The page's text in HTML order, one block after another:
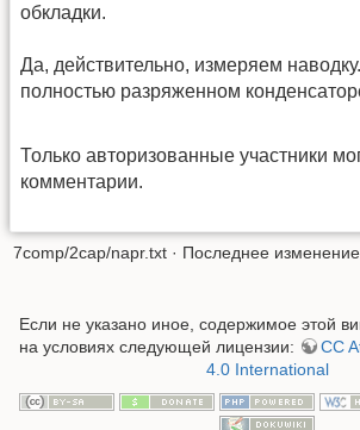
обкладки.
Да , действительно, измеряем
полностью разряженном
Только авторизованные участники
комментарии.
7comp/2cap/napr.txt · Последнее
Если не указано иное, содержимое этой
на условиях следующей лицензии:
CC
4.0 International